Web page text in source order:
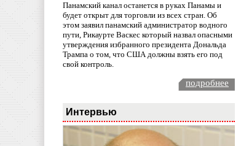
Панамский канал останется в руках Панамы и
будет открыт для торговли из всех стран. Об
этом заявил панамский администратор водного
пути, Рикаурте Васкес который назвал опасными
утверждения избранного президента Дональда
Трампа о том, что США должны взять его под
свой контроль.
подробнее
Интервью